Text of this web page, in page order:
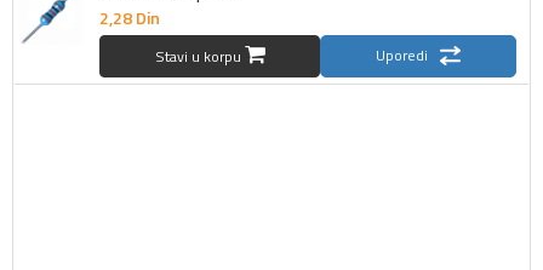
2,28Din
Stavi u korpu Uporedi